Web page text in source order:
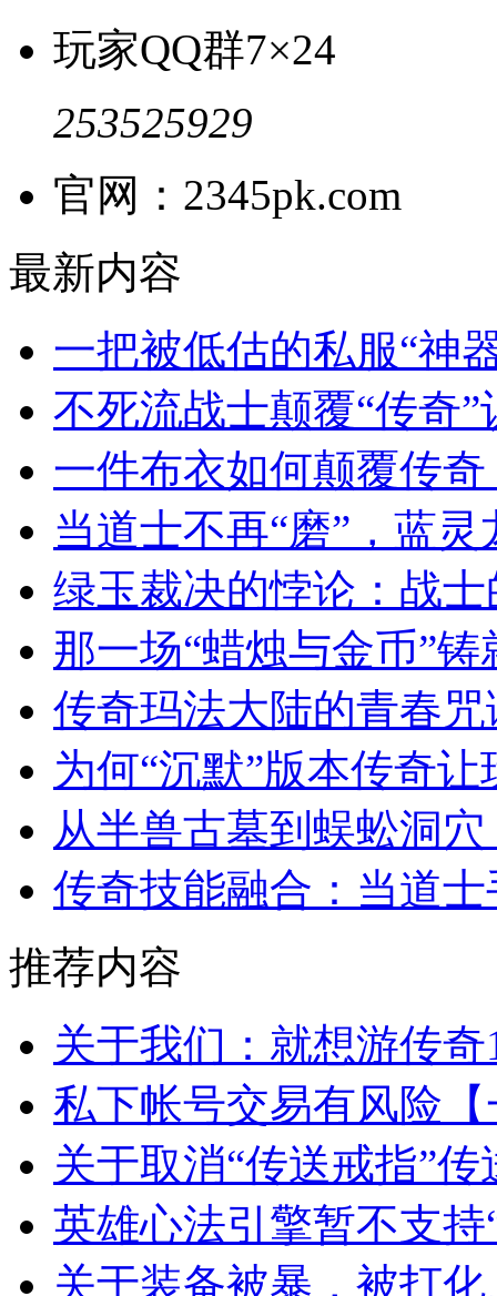
玩家QQ群7×24
253525929
官网：2345pk.com
最新内容
一把被低估的私服“神
不死流战士颠覆“传奇
一件布衣如何颠覆传
当道士不再“磨”，蓝
绿玉裁决的悖论：战
那一场“蜡烛与金币”
传奇玛法大陆的青春
为何“沉默”版本传奇
从半兽古墓到蜈蚣洞
传奇技能融合：当道
推荐内容
关于我们：就想游传
私下帐号交易有风险
关于取消“传送戒指”
英雄心法引擎暂不支持
关于装备被暴，被打